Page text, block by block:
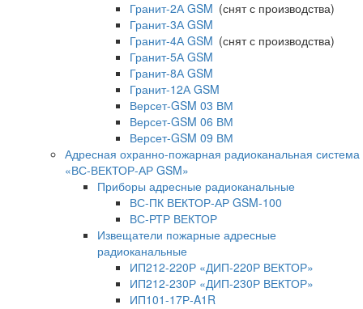
Гранит-2А GSM (снят с производства)
Гранит-3А GSM
Гранит-4А GSM (снят с производства)
Гранит-5А GSM
Гранит-8А GSM
Гранит-12А GSM
Версет-GSM 03 ВМ
Версет-GSM 06 ВМ
Версет-GSM 09 ВМ
Адресная охранно-пожарная радиоканальная система
«ВС-ВЕКТОР-АР GSM»
Приборы адресные радиоканальные
ВС-ПК ВЕКТОР-АР GSM-100
ВС-РТР ВЕКТОР
Извещатели пожарные адресные
радиоканальные
ИП212-220Р «ДИП-220Р ВЕКТОР»
ИП212-230Р «ДИП-230Р ВЕКТОР»
ИП101-17Р-A1R